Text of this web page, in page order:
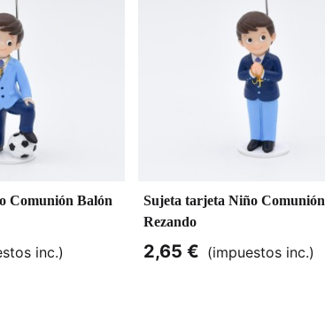
Comunión Balón
inc.)
Sujeta tarjeta Niño Comunión
Rezando
2,65 € (impuestos inc.)